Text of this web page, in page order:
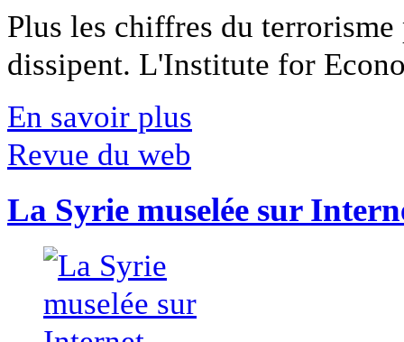
Plus les chiffres du
dissipent. L'Institute for
En savoir plus
Revue du web
La Syrie muselée sur